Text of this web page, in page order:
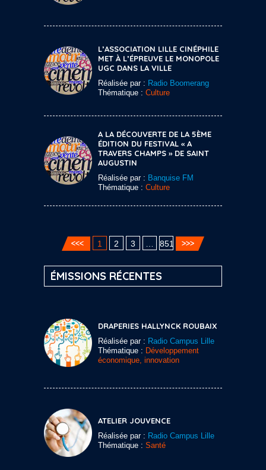
L’ASSOCIATION LILLE CINÉPHILE
MET À L’ÉPREUVE LE MONOPOLE
UGC DANS LA VILLE
Réalisée par : Radio Boomerang
Thématique : Culture
A LA DÉCOUVERTE DE LA 5ÈME
ÉDITION DU FESTIVAL « A
TRAVERS CHAMPS » DE SAINT
AUGUSTIN
Réalisée par : Banquise FM
Thématique : Culture
1 2 3 851
ÉMISSIONS RÉCENTES
DRAPERIES HALLYNCK ROUBAIX
Réalisée par : Radio Campus Lille
Thématique : Développement
économique, innovation
ATELIER JOUVENCE
Réalisée par : Radio Campus Lille
Thématique : Santé